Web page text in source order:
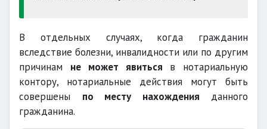
В отдельных случаях, когда гражданин
вследствие болезни, инвалидности или по другим
причинам не может явиться в нотариальную
контору, нотариальные действия могут быть
совершены по месту нахождения данного
гражданина.